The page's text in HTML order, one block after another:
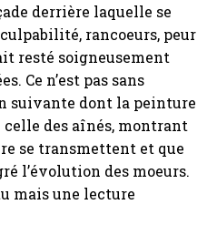
derrière laquelle se
rancoeurs, peur
resté soigneusement
Ce n’est pas sans
suivante dont la peinture
des aînés, montrant
se transmettent et que
l’évolution des moeurs.
mais une lecture